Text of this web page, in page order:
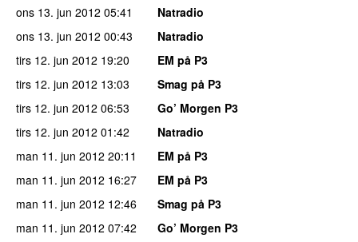
ons 13. jun 2012 05:41
Natradio
ons 13. jun 2012 00:43
Natradio
tirs 12. jun 2012 19:20
EM på P3
tirs 12. jun 2012 13:03
Smag på P3
tirs 12. jun 2012 06:53
Go’ Morgen P3
tirs 12. jun 2012 01:42
Natradio
man 11. jun 2012 20:11
EM på P3
man 11. jun 2012 16:27
EM på P3
man 11. jun 2012 12:46
Smag på P3
man 11. jun 2012 07:42
Go’ Morgen P3